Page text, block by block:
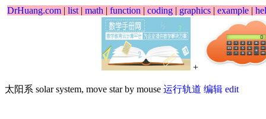
DrHuang.com | list | math | function | coding | graphics | example |
+
太阳系 solar system, move star by mouse 运行轨道 编辑 edit